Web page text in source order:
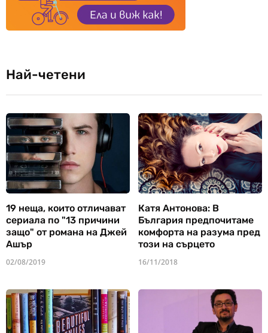
Най-четени
19 неща, които отличават
сериала по "13 причини
защо" от романа на Джей
Ашър
02/08/2019
Катя Антонова: В
България предпочитаме
комфорта на разума пред
този на сърцето
16/11/2018